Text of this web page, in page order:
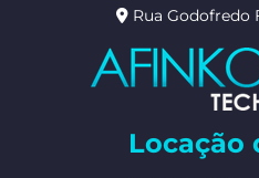
Rua Godofredo
Locação